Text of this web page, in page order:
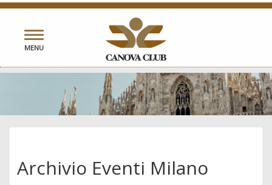
Toggle
navigation
MENU
Archivio Eventi Milano